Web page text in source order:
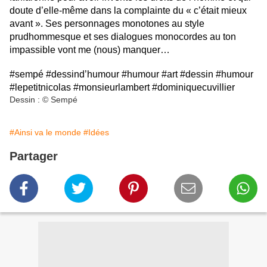
doute d’elle-même dans la complainte du « c’était mieux
avant ». Ses personnages monotones au style
prudhommesque et ses dialogues monocordes au ton
impassible vont me (nous) manquer…
#sempé #dessind’humour #humour #art #dessin #humour
#lepetitnicolas #monsieurlambert #dominiquecuvillier
Dessin : © Sempé
#Ainsi va le monde #Idées
Partager